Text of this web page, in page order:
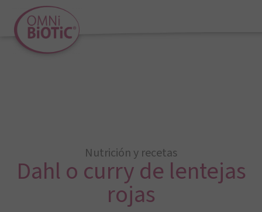
Nutrición y recetas
Dahl o curry de lentejas
rojas